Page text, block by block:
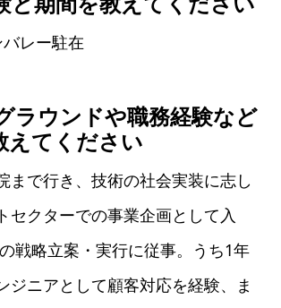
レー駐在
ラウンドや職務経験など
えてください
まで行き、技術の社会実装に志し
セクターでの事業企画として入
戦略立案・実行に従事。うち1年
ジニアとして顧客対応を経験、ま